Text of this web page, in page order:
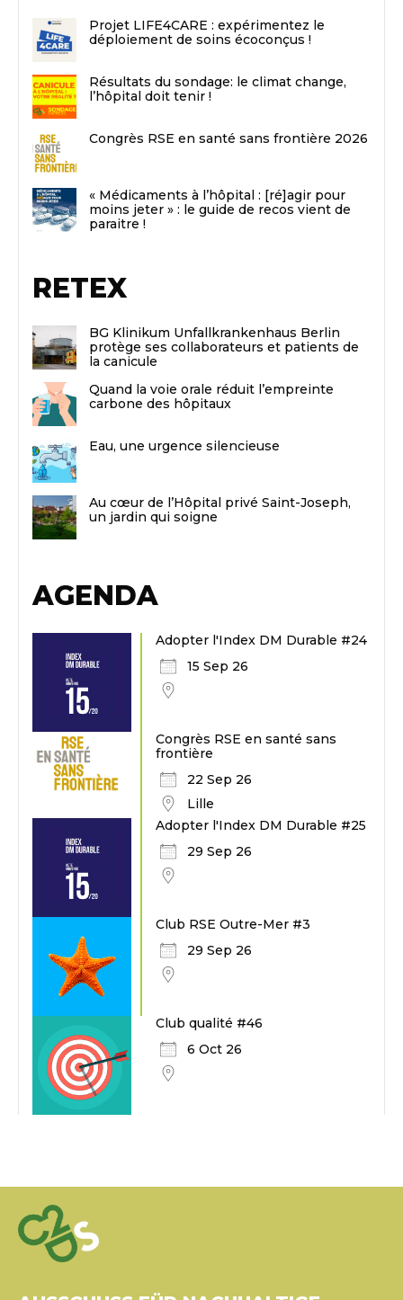
Projet LIFE4CARE : expérimentez le
déploiement de soins écoconçus !
Résultats du sondage: le climat change,
l’hôpital doit tenir !
Congrès RSE en santé sans frontière 2026
« Médicaments à l’hôpital : [ré]agir pour
moins jeter » : le guide de recos vient de
paraitre !
RETEX
BG Klinikum Unfallkrankenhaus Berlin
protège ses collaborateurs et patients de
la canicule
Quand la voie orale réduit l’empreinte
carbone des hôpitaux
Eau, une urgence silencieuse
Au cœur de l’Hôpital privé Saint-Joseph,
un jardin qui soigne
AGENDA
Adopter l'Index DM Durable #24
15 Sep 26
Congrès RSE en santé sans
frontière
22 Sep 26
Lille
Adopter l'Index DM Durable #25
29 Sep 26
Club RSE Outre-Mer #3
29 Sep 26
Club qualité #46
6 Oct 26